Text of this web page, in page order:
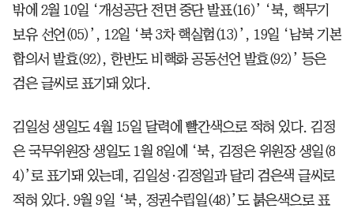
밖에 2월 10일 ‘개성공단 전면 중단 발표(16)’ ‘북, 핵무기
보유 선언(05)’, 12일 ‘북 3차 핵실험(13)’, 19일 ‘남북 기본
합의서 발효(92), 한반도 비핵화 공동선언 발효(92)’ 등은
검은 글씨로 표기돼 있다.
김일성 생일도 4월 15일 달력에 빨간색으로 적혀 있다. 김정
은 국무위원장 생일도 1월 8일에 ‘북, 김정은 위원장 생일(8
4)’로 표기돼 있는데, 김일성·김정일과 달리 검은색 글씨로
적혀 있다. 9월 9일 ‘북, 정권수립일(48)’도 붉은색으로 표